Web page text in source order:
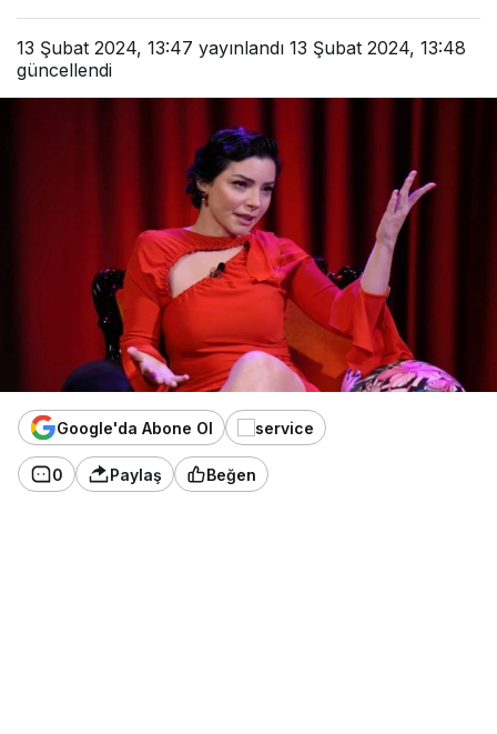
13 Şubat 2024, 13:47 yayınlandı 13 Şubat 2024, 13:48
güncellendi
Google'da Abone Ol
0 Paylaş Beğen